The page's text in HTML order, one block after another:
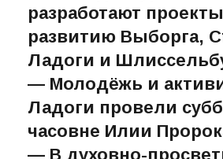
разработают
развитию Выборга,
Ладоги и
— Молодёжь и
Ладоги провели
часовне Илии
— В духовно-